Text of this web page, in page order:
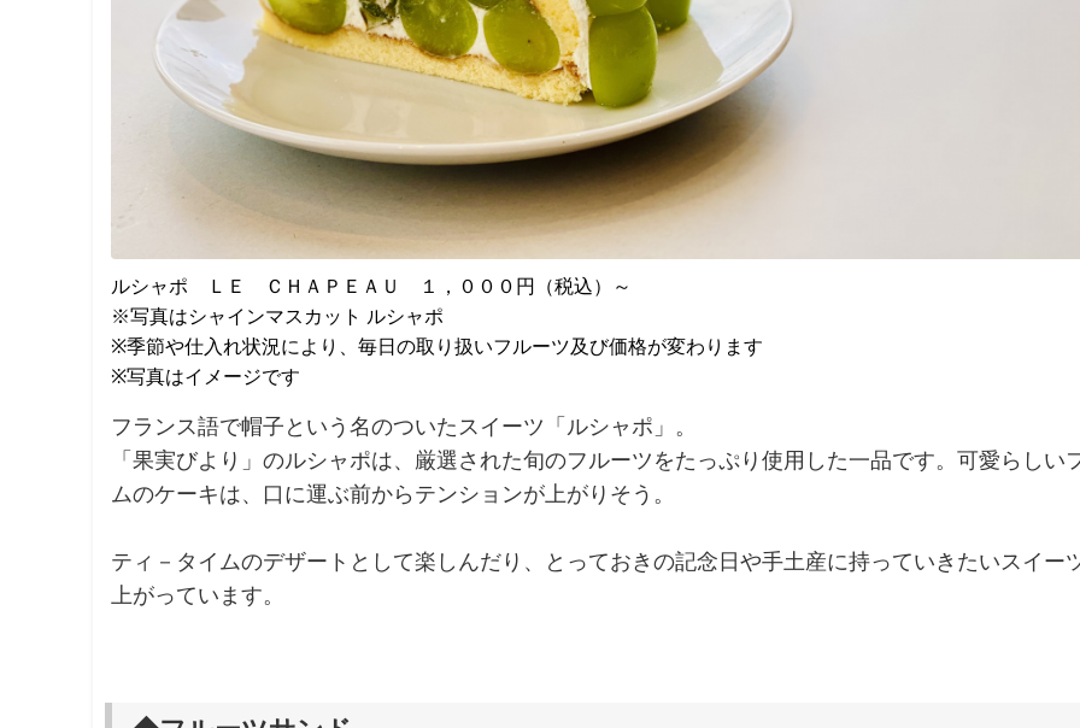
ルシャポ ＬＥ ＣＨＡＰＥＡＵ １，０００円（税込）～
※写真はシャインマスカット ルシャポ
※季節や仕入れ状況により、毎日の取り扱いフルーツ及び価格が変わります
※写真はイメージです
フランス語で帽子という名のついたスイーツ「ルシャポ」。
「果実びより」のルシャポは、厳選された旬のフルーツをたっぷり使用した一品です。可愛らしい
ムのケーキは、口に運ぶ前からテンションが上がりそう。
ティ－タイムのデザートとして楽しんだり、とっておきの記念日や手土産に持っていきたいスイー
上がっています。